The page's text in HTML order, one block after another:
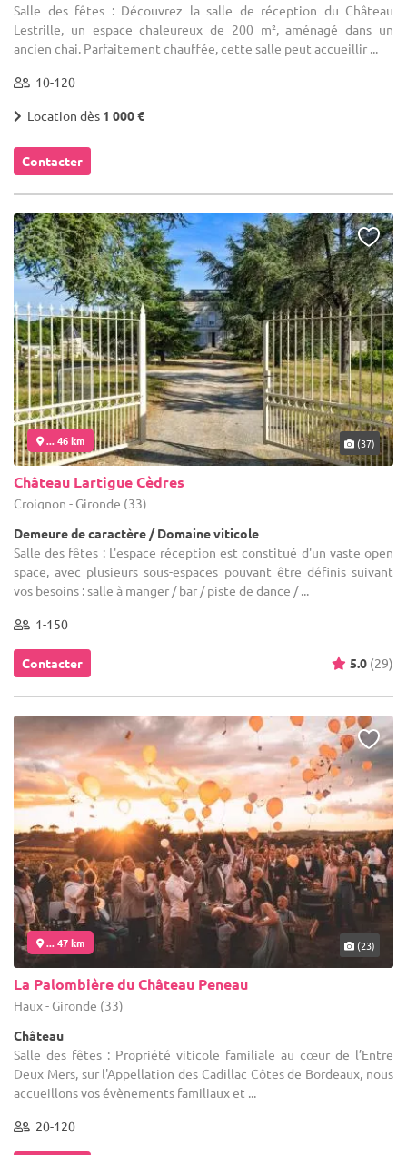
Salle des fêtes : Découvrez la salle de réception du Château
Lestrille, un espace chaleureux de 200 m², aménagé dans un
ancien chai. Parfaitement chauffée, cette salle peut accueillir ...
10-120
Location dès 1 000 €
Contacter
... 46 km (37)
Château Lartigue Cèdres
Croignon - Gironde (33)
Demeure de caractère / Domaine viticole
Salle des fêtes : L'espace réception est constitué d'un vaste open
space, avec plusieurs sous-espaces pouvant être définis suivant
vos besoins : salle à manger / bar / piste de dance / ...
1-150
Contacter 5.0 (29)
... 47 km (23)
La Palombière du Château Peneau
Haux - Gironde (33)
Château
Salle des fêtes : Propriété viticole familiale au cœur de l’Entre
Deux Mers, sur l'Appellation des Cadillac Côtes de Bordeaux, nous
accueillons vos évènements familiaux et ...
20-120